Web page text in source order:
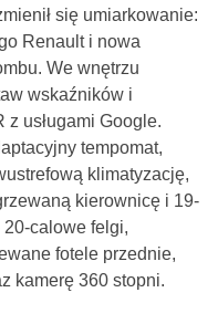
się umiarkowanie:
Renault i nowa
We wnętrzu
wskaźników i
usługami Google.
tempomat,
klimatyzację,
kierownicę i 19-
20-calowe felgi,
fotele przednie,
kamerę 360 stopni.